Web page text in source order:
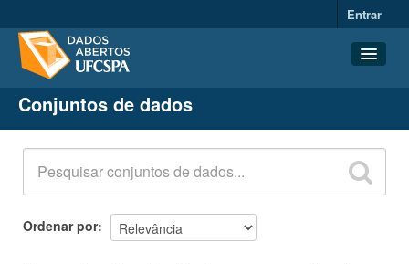
Entrar
Conjuntos de dados
Organizações
Grupos
Sobre
Conjuntos de dados
Ordenar por